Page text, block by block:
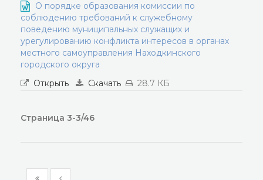
О порядке образования комиссии по
соблюдению требований к служебному
поведению муниципальных служащих и
урегулированию конфликта интересов в органах
местного самоуправления Находкинского
городского округа
Открыть
Скачать 28.7 КБ
Страница 3-3/46